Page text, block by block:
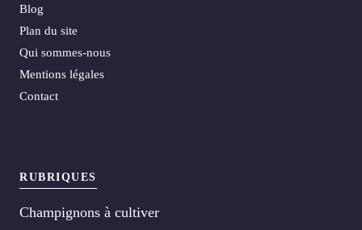
Blog
Plan du site
Qui sommes-nous
Mentions légales
Contact
RUBRIQUES
Champignons à cultiver